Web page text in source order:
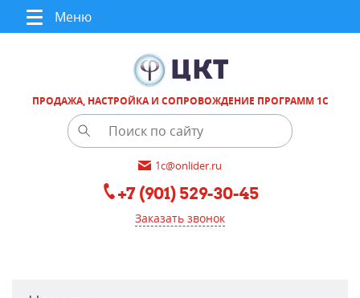
Меню
ПРОДАЖА, НАСТРОЙКА И СОПРОВОЖДЕНИЕ ПРОГРАММ 1С
1c@onlider.ru
+7 (901) 529-30-45
Заказать звонок